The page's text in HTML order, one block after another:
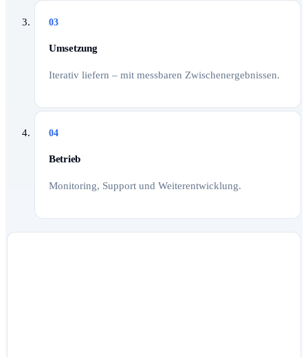
03
Umsetzung
Iterativ liefern – mit messbaren Zwischenergebnissen.
04
Betrieb
Monitoring, Support und Weiterentwicklung.